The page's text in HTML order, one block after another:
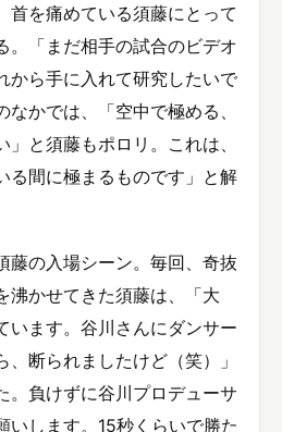
首を痛めている須藤にとって
。「まだ相手の試合のビデオ
から手に入れて研究したいで
かでは、「空中で極める、
と須藤もポロリ。これは、
る間に極まるものです」と解
藤の入場シーン。毎回、奇抜
沸かせてきた須藤は、「大
います。谷川さんにダンサー
、断られましたけど（笑）」
。負けずに谷川プロデューサ
いします。15秒くらいで勝た